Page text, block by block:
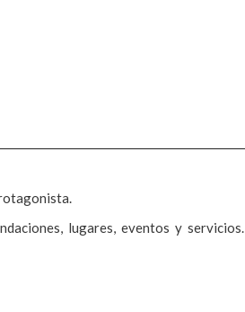
lugares, eventos y servicios.